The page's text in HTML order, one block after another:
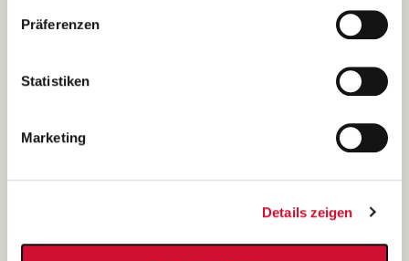
Ihre Einwilligung selbstverständlich jederzeit widerrufen,
indem Sie die Cookie-Einstellungen aufrufen und diese
unsererDatenschutzerklärung
Präferenzen
Statistiken
Marketing
Details zeigen
Kantstraße 45a
(Ein Tochterunternehmen des AWO Bezirksverbandes Unterfranken
e.V.)
Bewerbung als Altenpflegehelfer*in